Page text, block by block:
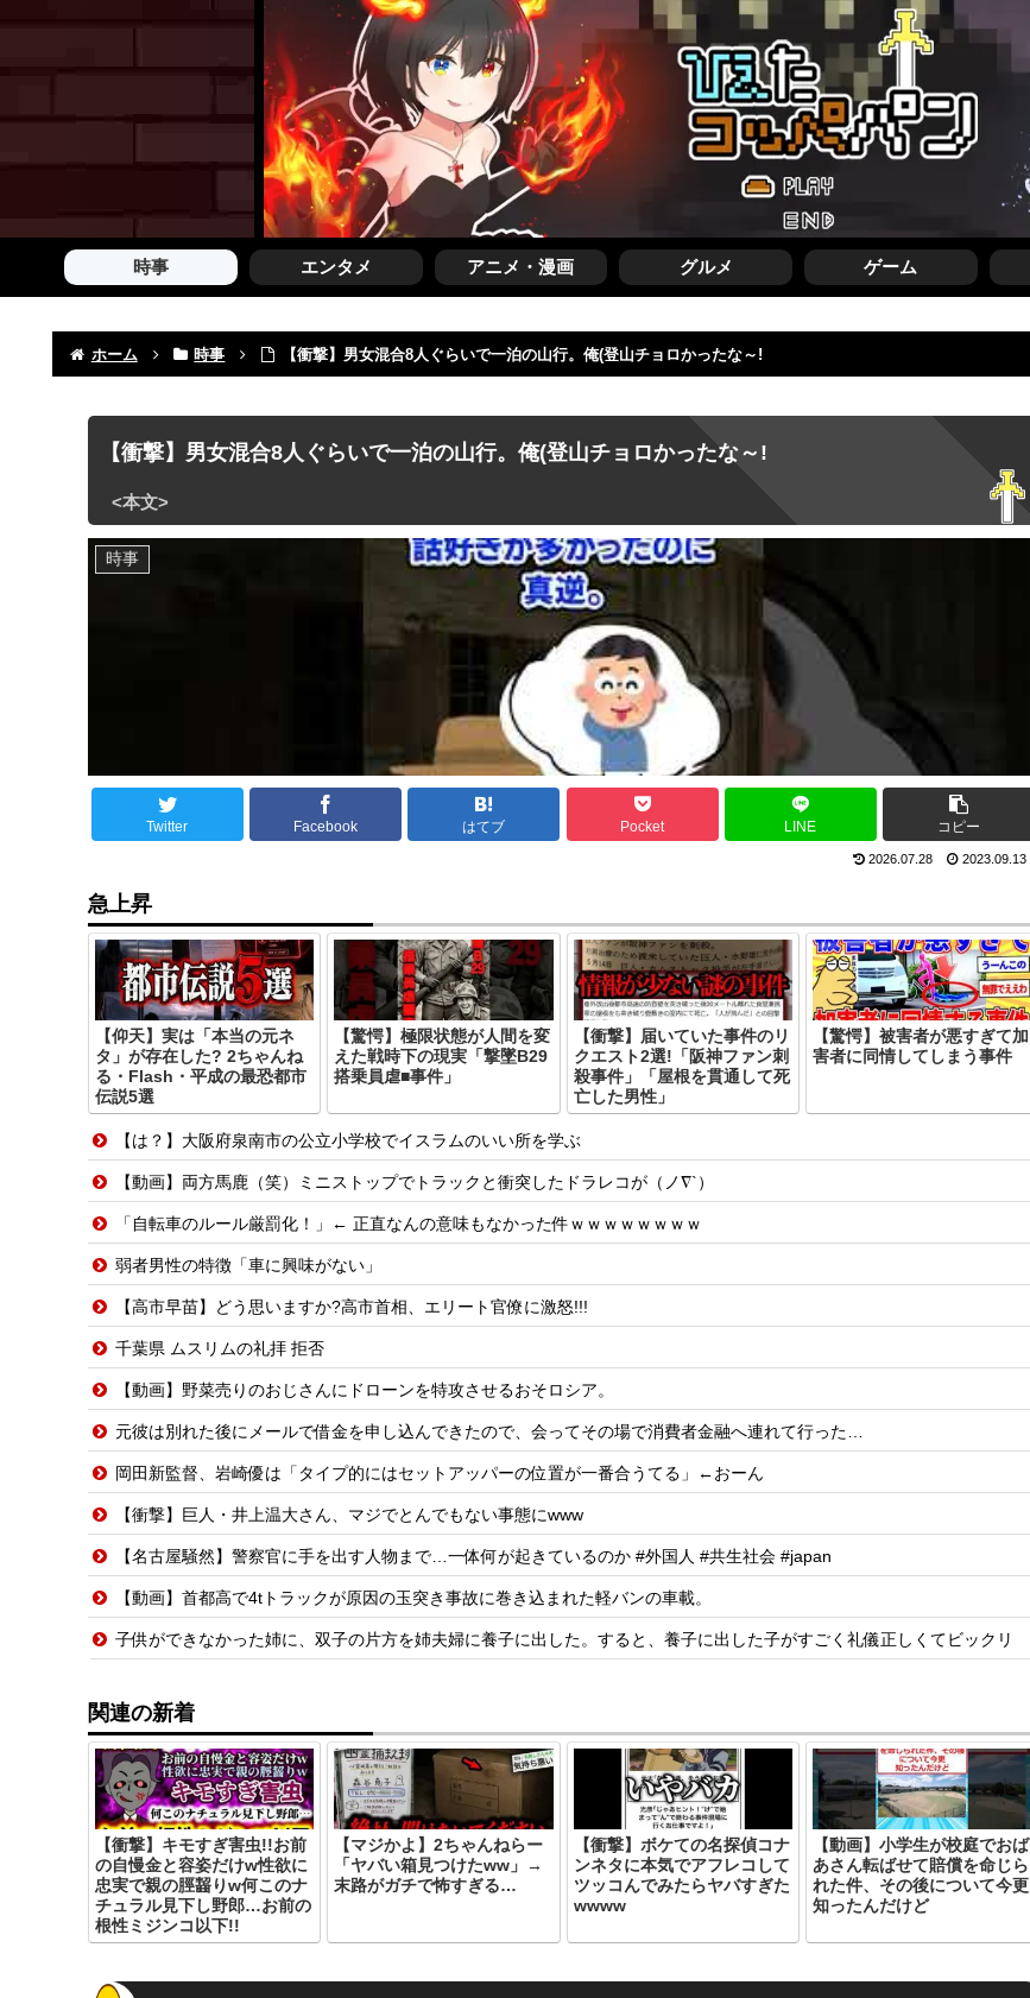
時事 エンタメ アニメ・漫画 グルメ ゲーム
ホーム 時事 【衝撃】男女混合8人ぐらいで一泊の山行。俺(登山チョロかったな～!
【衝撃】男女混合8人ぐらいで一泊の山行。俺(登山チョロかったな～!
時事
Twitter Facebook はてブ Pocket LINE コピー
2026.07.28 2023.09.13
急上昇
【仰天】実は「本当の元ネ
タ」が存在した? 2ちゃんね
る・Flash・平成の最恐都市
伝説5選
【驚愕】極限状態が人間を変
えた戦時下の現実「撃墜B29
搭乗員虐■事件」
【衝撃】届いていた事件のリ
クエスト2選!「阪神ファン刺
殺事件」「屋根を貫通して死
亡した男性」
【驚愕】被害者が悪すぎて加
害者に同情してしまう事件
【は？】大阪府泉南市の公立小学校でイスラムのいい所を学ぶ
【動画】両方馬鹿（笑）ミニストップでトラックと衝突したドラレコが（ノ∇`）
「自転車のルール厳罰化！」← 正直なんの意味もなかった件ｗｗｗｗｗｗｗｗ
弱者男性の特徴「車に興味がない」
【高市早苗】どう思いますか?高市首相、エリート官僚に激怒!!!
千葉県 ムスリムの礼拝 拒否
【動画】野菜売りのおじさんにドローンを特攻させるおそロシア。
元彼は別れた後にメールで借金を申し込んできたので、会ってその場で消費者金融へ連れて行った…
岡田新監督、岩崎優は「タイプ的にはセットアッパーの位置が一番合うてる」←おーん
【衝撃】巨人・井上温大さん、マジでとんでもない事態にwww
【名古屋騒然】警察官に手を出す人物まで…一体何が起きているのか #外国人 #共生社会 #japan
【動画】首都高で4tトラックが原因の玉突き事故に巻き込まれた軽バンの車載。
子供ができなかった姉に、双子の片方を姉夫婦に養子に出した。すると、養子に出した子がすごく礼儀正しくてビックリ
関連の新着
【衝撃】キモすぎ害虫!!お前
の自慢金と容姿だけw性欲に
忠実で親の脛齧りw何このナ
チュラル見下し野郎…お前の
根性ミジンコ以下!!
【マジかよ】2ちゃんねらー
「ヤバい箱見つけたww」→
末路がガチで怖すぎる…
【衝撃】ボケての名探偵コナ
ンネタに本気でアフレコして
ツッコんでみたらヤバすぎた
wwww
【動画】小学生が校庭でおば
あさん転ばせて賠償を命じら
れた件、その後について今更
知ったんだけど